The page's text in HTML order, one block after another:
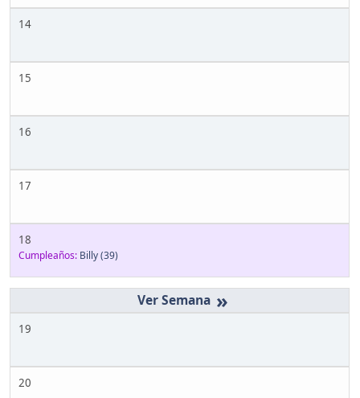
14
15
16
17
18
Cumpleaños: Billy(39)
»
19
20